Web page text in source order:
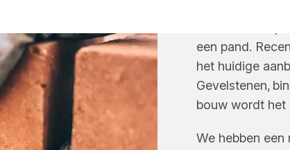
Stenen
Bovendien
een pand.
het huidige
Gevelstenen,
bouw wordt het
We hebben